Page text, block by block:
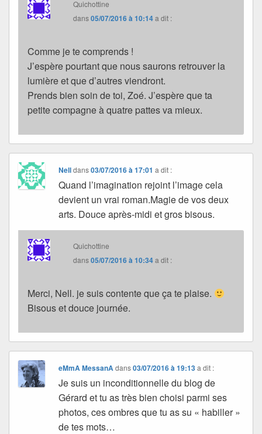
Quichottine
dans05/07/2016 à 10:14a dit :
Comme je te comprends !
J’espère pourtant que nous saurons retrouver la
lumière et que d’autres viendront.
Prends bien soin de toi, Zoé. J’espère que ta
petite compagne à quatre pattes va mieux.
Nelldans03/07/2016 à 17:01 a dit :
Quand l’imagination rejoint l’image cela
devient un vrai roman.Magie de vos deux
arts. Douce après-midi et gros bisous.
Quichottine
dans05/07/2016 à 10:34a dit :
Merci, Nell. je suis contente que ça te plaise.
Bisous et douce journée.
eMmA MessanAdans03/07/2016 à 19:13 a dit :
Je suis un inconditionnelle du blog de
Gérard et tu as très bien choisi parmi ses
photos, ces ombres que tu as su « habiller »
de tes mots…